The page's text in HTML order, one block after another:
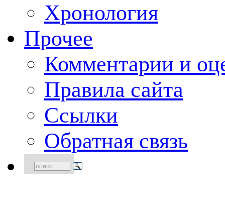
Хронология
Прочее
Комментарии и
Правила сайта
Ссылки
Обратная связь